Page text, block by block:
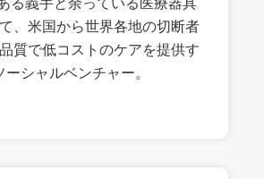
、米国から世界各地の切断者
質で低コストのケアを提供す
ーシャルベンチャー。